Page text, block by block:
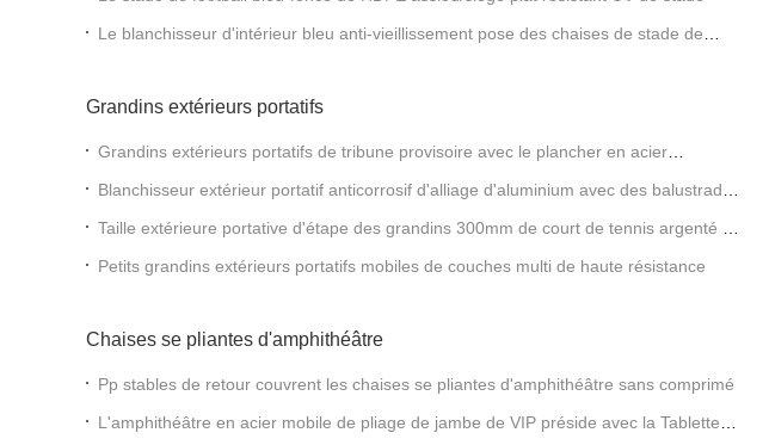
Le blanchisseur d'intérieur bleu anti-vieillissement pose des chaises de stade de
Grandins extérieurs portatifs
Grandins extérieurs portatifs de tribune provisoire avec le plancher en acier
Blanchisseur extérieur portatif anticorrosif d'alliage d'aluminium avec des balustrades
Taille extérieure portative d'étape des grandins 300mm de court de tennis argenté de
Petits grandins extérieurs portatifs mobiles de couches multi de haute résistance
Chaises se pliantes d'amphithéâtre
Pp stables de retour couvrent les chaises se pliantes d'amphithéâtre sans comprimé
L'amphithéâtre en acier mobile de pliage de jambe de VIP préside avec la Tablette